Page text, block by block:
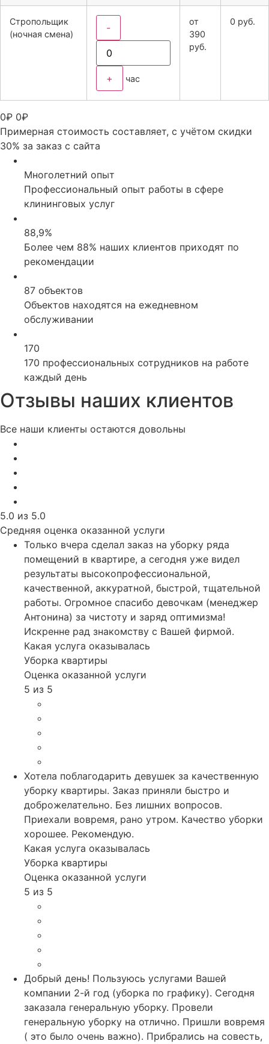
Стропольщик
(ночная смена)
-
+ час
от
390
руб.
0 руб.
0₽ 0₽
Примерная стоимость составляет, с учётом скидки
30% за заказ с сайта
Многолетний опыт
Профессиональный опыт работы в сфере
клининговых услуг
88,9%
Более чем 88% наших клиентов приходят по
рекомендации
87 объектов
Объектов находятся на ежедневном
обслуживании
170
170 профессиональных сотрудников на работе
каждый день
Отзывы наших клиентов
Все наши клиенты остаются довольны
5.0 из 5.0
Средняя оценка оказанной услуги
Только вчера сделал заказ на уборку ряда
помещений в квартире, а сегодня уже видел
результаты высокопрофессиональной,
качественной, аккуратной, быстрой, тщательной
работы. Огромное спасибо девочкам (менеджер
Антонина) за чистоту и заряд оптимизма!
Искренне рад знакомству с Вашей фирмой.
Какая услуга оказывалась
Уборка квартиры
Оценка оказанной услуги
5 из 5
Хотела поблагодарить девушек за качественную
уборку квартиры. Заказ приняли быстро и
доброжелательно. Без лишних вопросов.
Приехали вовремя, рано утром. Качество уборки
хорошее. Рекомендую.
Какая услуга оказывалась
Уборка квартиры
Оценка оказанной услуги
5 из 5
Добрый день! Пользуюсь услугами Вашей
компании 2-й год (уборка по графику). Сегодня
заказала генеральную уборку. Провели
генеральную уборку на отлично. Пришли вовремя
( это было очень важно). Прибрались на совесть,